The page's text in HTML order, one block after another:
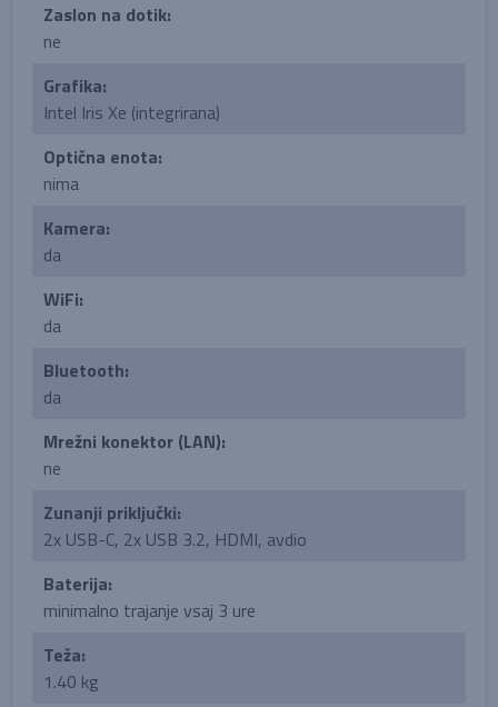
Zaslon na dotik:
ne
Grafika:
Intel Iris Xe (integrirana)
Optična enota:
nima
Kamera:
da
WiFi:
da
Bluetooth:
da
Mrežni konektor (LAN):
ne
Zunanji priključki:
2x USB-C, 2x USB 3.2, HDMI, avdio
Baterija:
minimalno trajanje vsaj 3 ure
Teža:
1.40 kg